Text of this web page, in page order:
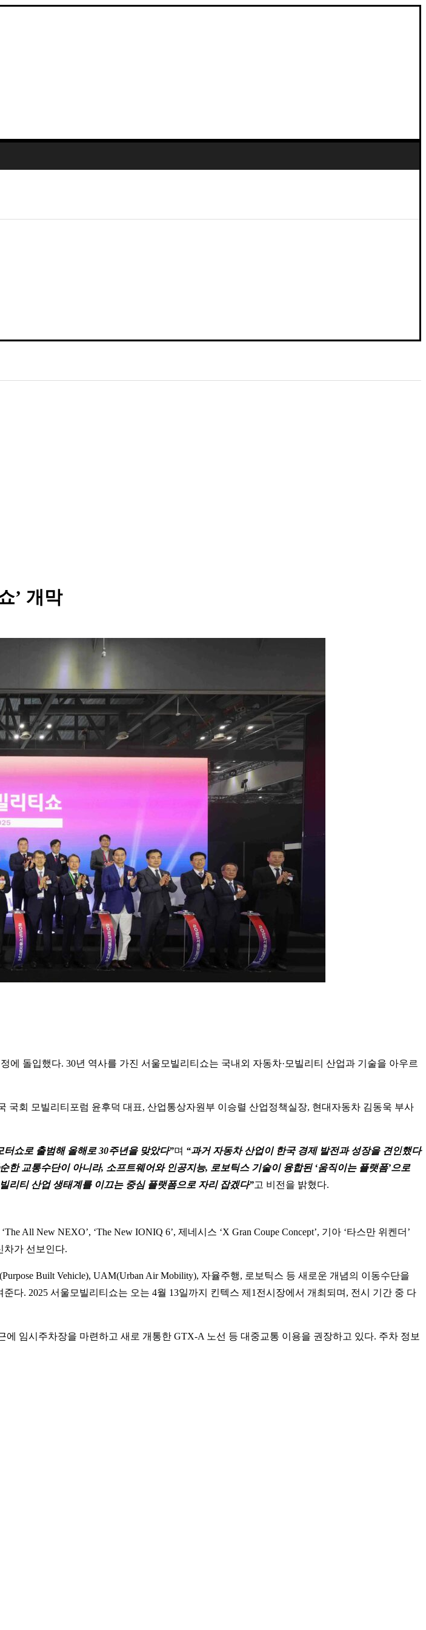
’ 개막
에 돌입했다. 30년 역사를 가진 서울모빌리티쇼는 국내외 자동차·모빌리티 산업과 기술을 아우르
회 모빌리티포럼 윤후덕 대표, 산업통상자원부 이승렬 산업정책실장, 현대자동차 김동욱 부사
쇼로 출범해 올해로 30주년을 맞았다”며 “과거 자동차 산업이 한국 경제 발전과 성장을 견인했다
한 교통수단이 아니라, 소프트웨어와 인공지능, 로보틱스 기술이 융합된 ‘움직이는 플랫폼’으로
리티 산업 생태계를 이끄는 중심 플랫폼으로 자리 잡겠다”고 비전을 밝혔다.
New NEXO’, ‘The New IONIQ 6’, 제네시스 ‘X Gran Coupe Concept’, 기아 ‘타스만 위켄더’
차가 선보인다.
Built Vehicle), UAM(Urban Air Mobility), 자율주행, 로보틱스 등 새로운 개념의 이동수단을
다. 2025 서울모빌리티쇼는 오는 4월 13일까지 킨텍스 제1전시장에서 개최되며, 전시 기간 중 다
임시주차장을 마련하고 새로 개통한 GTX-A 노선 등 대중교통 이용을 권장하고 있다. 주차 정보